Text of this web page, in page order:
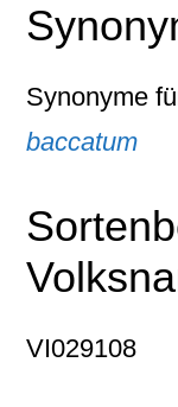
Synonyme
baccatum
VI029108